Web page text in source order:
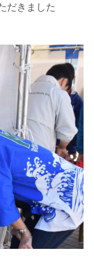
だきました